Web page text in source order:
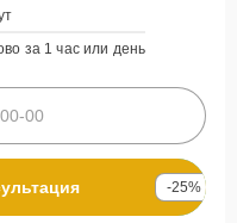
за 1 час или день
-25%